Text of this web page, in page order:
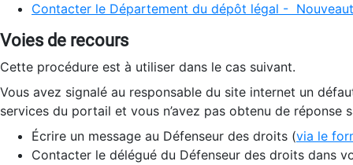
Contacter le Département du dépôt légal -
Voies de recours
Cette procédure est à utiliser dans le cas suivant.
Vous avez signalé au responsable du site internet un
services du portail et vous n’avez pas obtenu de réponse
Écrire un message au Défenseur des droits (via le
Contacter le délégué du Défenseur des droits dans